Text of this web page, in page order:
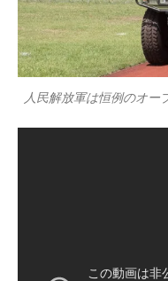
人民解放軍は恒例のオー